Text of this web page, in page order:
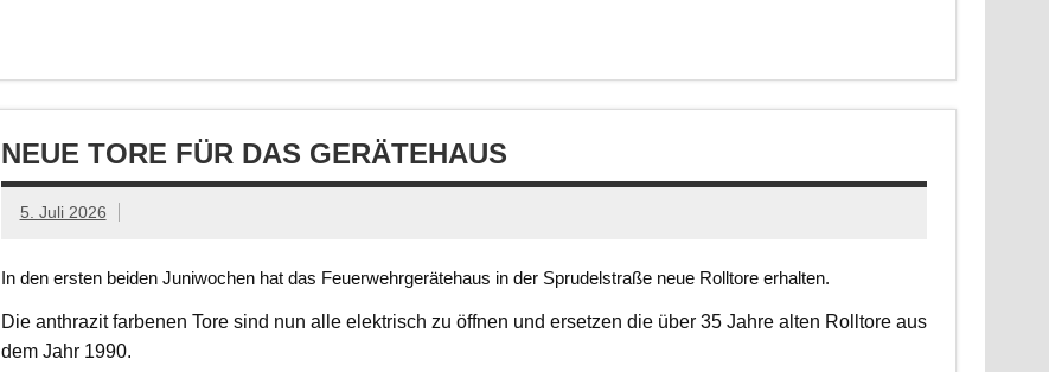
NEUE TORE FÜR DAS GERÄTEHAUS
5. Juli 2026
In den ersten beiden Juniwochen hat das Feuerwehrgerätehaus in der Sprudelstraße neue Rolltore erhalten.
Die anthrazit farbenen Tore sind nun alle elektrisch zu öffnen und ersetzen die über 35 Jahre alten Rolltore aus
dem Jahr 1990.